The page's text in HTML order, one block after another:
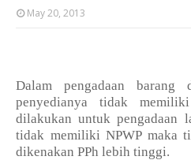
May 20, 2013
Dalam pengadaan barang
penyedianya tidak
dilakukan untuk pengadaan
tidak memiliki NPWP maka
dikenakan PPh lebih tinggi.